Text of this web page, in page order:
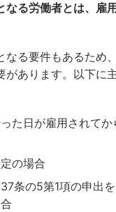
なる労働者とは、雇
なる要件もあるため
があります。以下に
た日が雇用されて
の場合
条の5第1項の申出